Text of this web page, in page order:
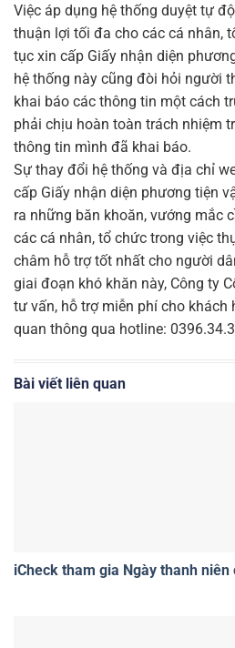
Việc áp dụng hệ thống duyệt tự
thuận lợi tối đa cho các cá nhân,
tục xin cấp Giấy nhận diện
hệ thống này cũng đòi hỏi người
khai báo các thông tin một cách
phải chịu hoàn toàn trách nhiệm
thông tin mình đã khai báo.
Sự thay đổi hệ thống và địa chỉ
cấp Giấy nhận diện phương tiện
ra những băn khoăn, vướng mắc
các cá nhân, tổ chức trong việc
châm hỗ trợ tốt nhất cho người
giai đoạn khó khăn này, Công ty
tư vấn, hỗ trợ miễn phí cho khách
quan thông qua hotline:
Bài viết liên quan
iCheck tham gia Ngày thanh